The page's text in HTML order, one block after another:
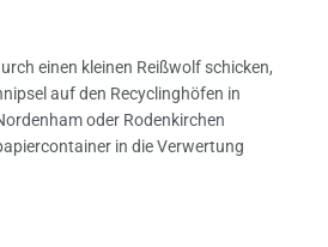
einen kleinen Reißwolf schicken,
auf den Recyclinghöfen in
oder Rodenkirchen
in die Verwertung